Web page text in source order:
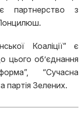
партнерство з
Коаліції” є
цього об’єднання
“Сучасна
партія Зелених.